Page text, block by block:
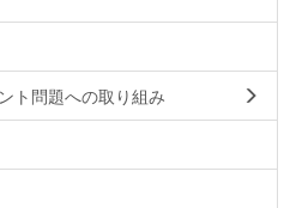
ト問題への取り組み